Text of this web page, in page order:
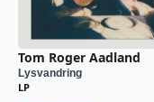
Tom Roger Aadland
Lysvandring
LP